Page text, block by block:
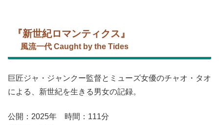
『新世紀ロマンティクス』
風流一代 Caught by the Tides
巨匠ジャ・ジャンクー監督とミューズ女優のチャオ・タオ
による、新世紀を生きる男女の記録。
公開：2025年 時間：111分